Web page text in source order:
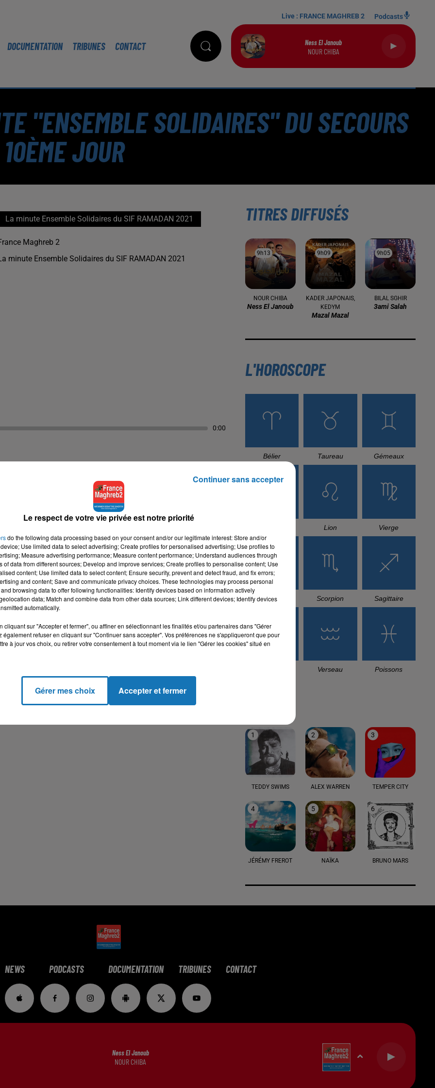
DOCUMENTATION TRIBUNES CONTACT
Live : FRANCE MAGHREB 2 Podcasts
Ness El Janoub
NOUR CHIBA
"ENSEMBLE SOLIDAIRES" DU SECOURS
JOUR
La minute Ensemble Solidaires du SIF RAMADAN 2021
Maghreb 2
minute Ensemble Solidaires du SIF RAMADAN 2021
0:00
FRANCE, 10ÈME JOUR
. Ce mois unique sublime les valeurs universelles que sont
davantage la situation des personnes les plus démunies, déjà
don compte.
!JE FAIS UN DON
France prend la parole sur FranceMaghreb2, dans le cadre de
faire de la pédagogie et sensibiliser autour des thème de la
Ramadan
TITRES DIFFUSÉS
9h13
9h13
NOUR CHIBA
Ness El Janoub
9h09
9h09
KADER JAPONAIS,
KEDYM
Mazal Mazal
9h05
9h05
BILAL SGHIR
3ami Salah
L'HOROSCOPE
Bélier Taureau Gémeaux
Lion Vierge
Balance Scorpion Sagittaire
Verseau Poissons
1
TEDDY SWIMS
2
ALEX WARREN
3
TEMPER CITY
4
JÉRÉMY FREROT
5
NAÏKA
6
BRUNO MARS
NEWS PODCASTS DOCUMENTATION TRIBUNES CONTACT
Ness El Janoub
NOUR CHIBA
Le respect de votre vie privée est notre priorité
do the following data processing based on your consent and/or our legitimate interest: Store and/or
Use limited data to select advertising; Create profiles for personalised advertising; Use profiles to
Measure advertising performance; Measure content performance; Understand audiences through
of data from different sources; Develop and improve services; Create profiles to personalise content; Use
content; Use limited data to select content; Ensure security, prevent and detect fraud, and fix errors;
and content; Save and communicate privacy choices. These technologies may process personal
browsing data to offer following functionalities: Identify devices based on information actively
data; Match and combine data from other data sources; Link different devices; Identify devices
automatically.
cliquant sur "Accepter et fermer", ou affiner en sélectionnant les finalités et/ou partenaires dans "Gérer
également refuser en cliquant sur "Continuer sans accepter". Vos préférences ne s'appliqueront que pour
à jour vos choix, ou retirer votre consentement à tout moment via le lien "Gérer les cookies" situé en
Gérer mes choix Accepter et fermer
Continuer sans accepter